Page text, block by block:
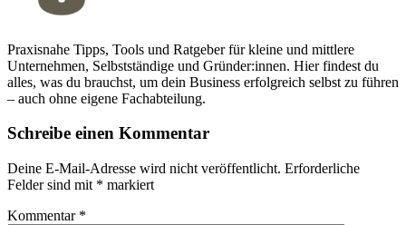
Praxisnahe Tipps, Tools und Ratgeber für kleine und mittlere
Unternehmen, Selbstständige und Gründer:innen. Hier findest du
alles, was du brauchst, um dein Business erfolgreich selbst zu führen
– auch ohne eigene Fachabteilung.
Schreibe einen Kommentar
Deine E-Mail-Adresse wird nicht veröffentlicht. Erforderliche
Felder sind mit * markiert
Kommentar *